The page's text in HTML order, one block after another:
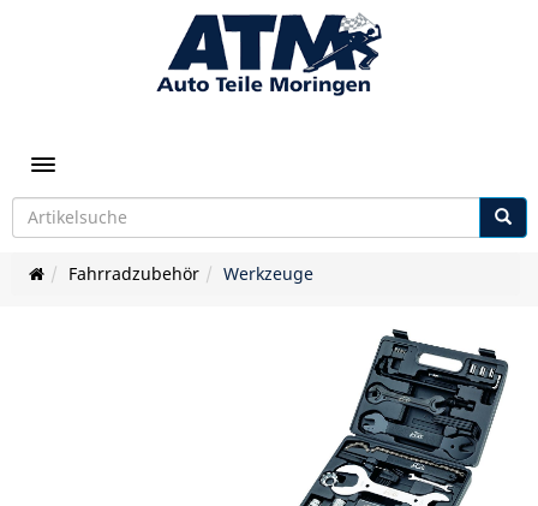
Toggle navigation
Fahrradzubehör Werkzeuge